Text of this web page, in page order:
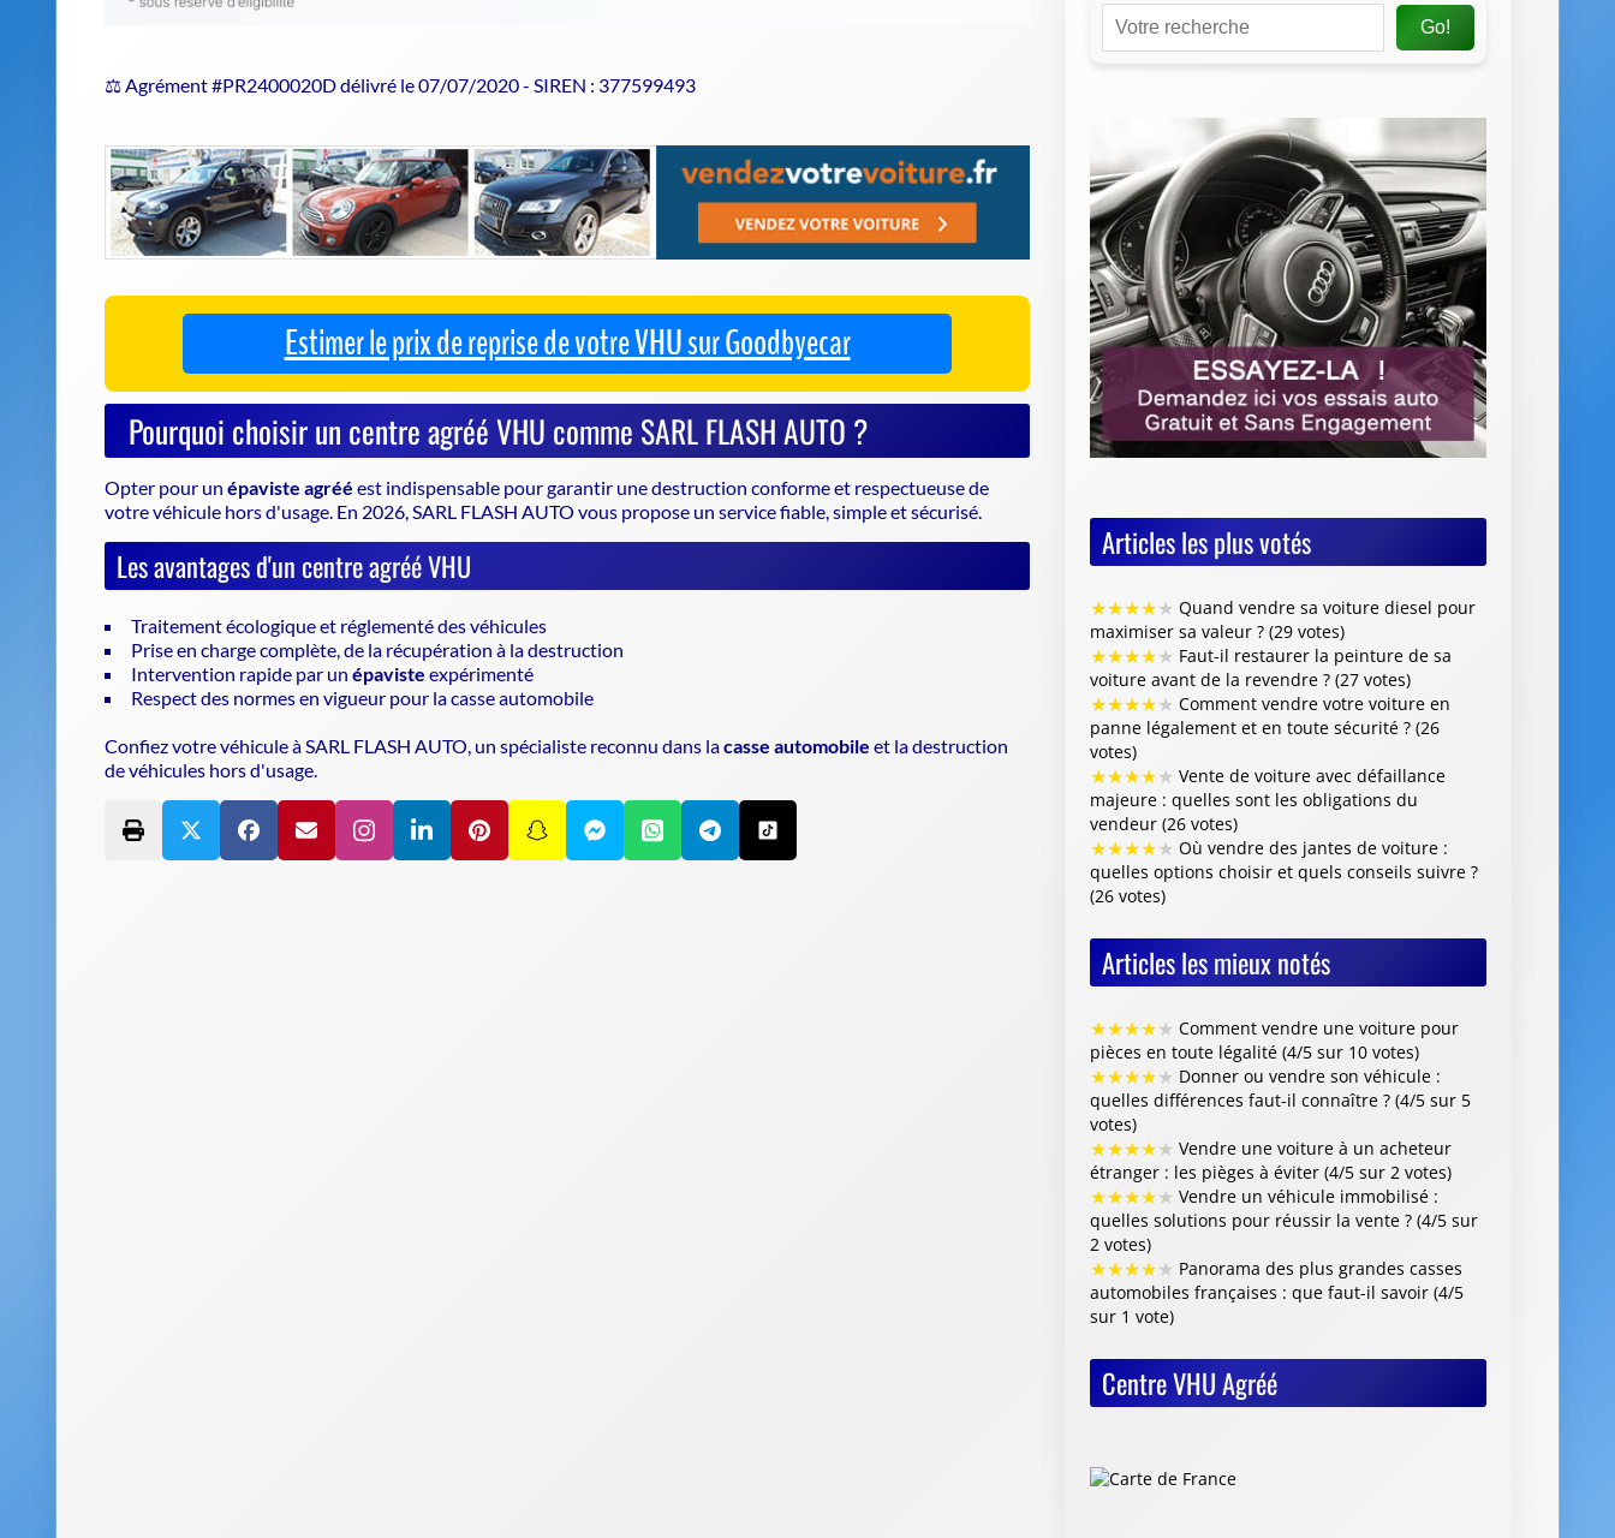
⚖️ Agrément #PR2400020D délivré le 07/07/2020 - SIREN : 377599493
Estimer le prix de reprise de votre VHU sur Goodbyecar
Pourquoi choisir un centre agréé VHU comme SARL FLASH AUTO ?
Opter pour un épaviste agréé est indispensable pour garantir unedestruction conformeet respectueuse de
votre véhicule hors d'usage. En 2026, SARL FLASH AUTO vous propose un service fiable, simple et sécurisé.
Les avantages d'un centre agréé VHU
Traitement écologique et réglementé des véhicules
Prise en charge complète, de la récupération à la destruction
Intervention rapide par un épaviste expérimenté
Respect des normes en vigueur pour la casse automobile
Confiez votre véhicule à SARL FLASH AUTO, un spécialiste reconnu dans lacasse automobile et la destruction
de véhicules hors d'usage.
Go!
Articles les plus votés
★★★★★ Quand vendre sa voiture diesel pour
maximiser sa valeur ? (29 votes)
★★★★★ Faut-il restaurer la peinture de sa
voiture avant de la revendre ? (27 votes)
★★★★★ Comment vendre votre voiture en
panne légalement et en toute sécurité ? (26
votes)
★★★★★ Vente de voiture avec défaillance
majeure : quelles sont les obligations du
vendeur (26 votes)
★★★★★ Où vendre des jantes de voiture :
quelles options choisir et quels conseils suivre ?
(26 votes)
Articles les mieux notés
★★★★★ Comment vendre une voiture pour
pièces en toute légalité (4/5 sur 10 votes)
★★★★★ Donner ou vendre son véhicule :
quelles différences faut-il connaître ? (4/5 sur 5
votes)
★★★★★ Vendre une voiture à un acheteur
étranger : les pièges à éviter (4/5 sur 2 votes)
★★★★★ Vendre un véhicule immobilisé :
quelles solutions pour réussir la vente ? (4/5 sur
2 votes)
★★★★★ Panorama des plus grandes casses
automobiles françaises : que faut-il savoir (4/5
sur 1 vote)
Centre VHU Agréé